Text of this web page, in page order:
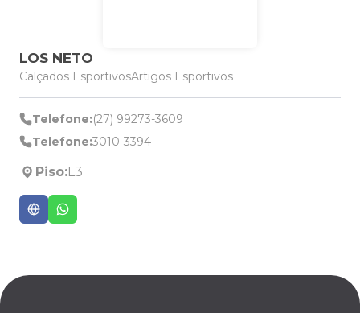
LOS NETO
Calçados EsportivosArtigos Esportivos
Telefone:(27) 99273-3609
Telefone:3010-3394
Piso:L3